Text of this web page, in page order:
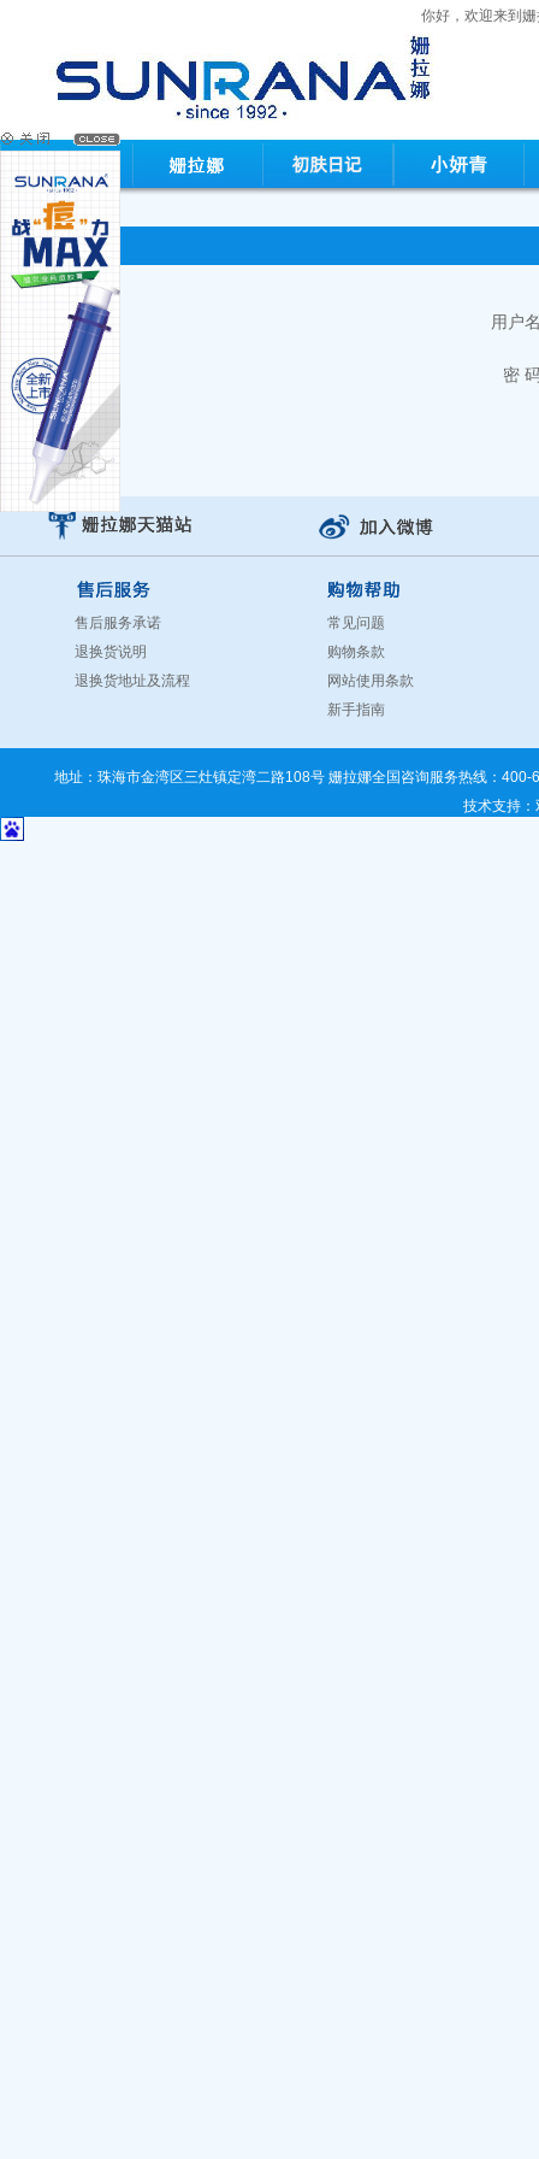
你好，欢迎来到
会员登录
用户
密
售后服务承诺
退换货说明
退换货地址及流程
常见问题
购物条款
网站使用条款
新手指南
地址：珠海市金湾区三灶镇定湾二路108号 姗拉娜全国咨询服务热线：
技术支持 ：